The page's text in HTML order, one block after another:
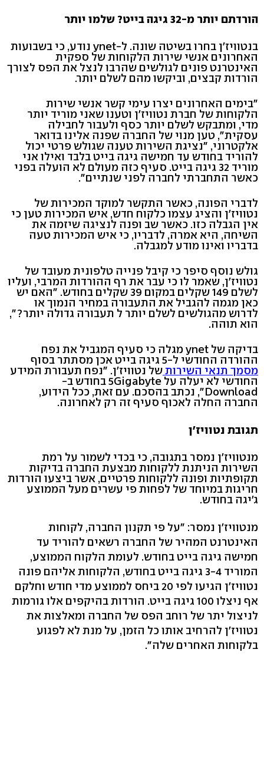
הורדתם יותר מ-32 גיגה בייט? שלמו יותר
בנטוויז'ן בחרו בשיטה שונה. ל-ynet נודע, כי בשבועות
האחרונים אנשי שירות הלקוחות של ספקית
האינטרנט פונים לגולשים שהרבו לנצל את הפס לצורך
הורדות קבצים, וביקשו מהם לשלם יותר.
"בימים האחרונים יצרו עימי קשר אנשי שירות
הלקוחות של חברת נטוויז'ן וטענו שאני מוריד יותר
מדי, ומתבקש לשלם יותר כסף ולעבור לחבילה
עסקית", טען מנוי של החברה שפנה אלינו בדואר
אלקטרוני, "נציגת השירות טענה שגולש פרטי יכול
להוריד בחודש עד חמישה גיגה בייט בלבד ואילו אני
מוריד 32 גיגה בייט. סעיף כזה מעולם לא הועלה בפני
כאשר התחברתי לחברה לפני שנתיים".
לדברי הפונה, כאשר התקשר למוקד המכירות של
נטוויז'ן והציג עצמו כלקוח חדש, איש המכירות טען כי
אין הגבלה כזו. כאשר שב ופנה לנציגה שיזמה את
השיחה, היא אמרה, לדבריו, כי איש המכירות טעה
בדבריו ואינו מודע למגבלה.
גולש נוסף סיפר כי קיבל פנייה טלפונית מעובד של
נטוויז'ן, שאמר לו כי עבר את רף ההורדות המרבי, ועליו
לשלם 149 שקלים במקום 39 שקלים בחודש. "האם יש
כאן מגמה להגביל את התעבורה במחיר הנמוך או
לדרוש מהגולשים לשלם יותר ל תעבורה גדולה יותר?",
הוא תוהה.
בדיקה של ynet מגלה כי סעיף המגביל את נפח
ההורדה החודשי ל-5 גיגה בייט אכן מסתתר בסוף
מסמך תנאי השירותשל נטוויז'ן. "נפח תעבורת המידע
החודשי לא יעלה על 5Gigabyte בחודש ב-
Download", נכתב בהסכם. עם זאת, ככל הידוע,
החברה החלה לאכוף סעיף זה רק לאחרונה.
תגובת נטוויז'ן
מנטוויז'ן נמסר בתגובה, כי בכדי לשמור על רמת
השירות הניתנת ללקוחות מבצעת החברה בדיקות
תקופתיות ופונה ללקוחות פרטיים, אשר ביצעו הורדות
חריגות במיוחד של לפחות פי עשרים מעל הממוצע
ג'יגה בחודש.
מנטוויז'ן נמסר: "על פי תקנון החברה, לקוחות
האינטרנט המהיר של החברה רשאים להוריד עד
חמישה גיגה בייט בחודש. לעומת הלקוח הממוצע,
המוריד 3-4 גיגה בייט בחודש, הלקוחות אליהם פונה
נטוויז'ן הגיעו לפי 20 ביחס לממוצע מדי חודש וחלקם
אף ניצלו 100 גיגה בייט. הורדות בהיקפים אלו גורמות
לניצול יתר של רוחב הפס של החברה ומאלצות את
נטוויז'ן להרחיב אותו כל הזמן, על מנת לא לפגוע
בלקוחות האחרים שלה".